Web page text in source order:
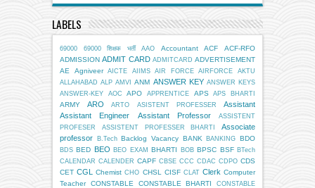
LABELS
69000 69000 शिक्षक भर्ती AAO Accountant ACF
ACF-RFO
ADMISSION ADMIT CARD ADMITCARD ADVERTISEMENT
AE
Agniveer AICTE AIIMS AIR FORCE AIRFORCE
AKTU
ALLAHABAD ALP AMVI ANM ANSWER KEY ANSWER KEYS
ANSWER-KEY
AOC APO APPRENTICE APS APS BHARTI
ARMY ARO ARTO ASISTENT PROFESSER
Assistant
Assistant Engineer
Assistant Professor
ASSISTENT
PROFESER
ASSISTENT PROFESSER BHARTI
Associate
professor
B.Tech Backlog Vacancy BANK BANKING BDO
BDS BED BEO BEO EXAM BHARTI BOB BPSC BSF BTech
CALENDAR CALENDER CAPF CBSE CCC CDAC CDPO CDS
CET CGL Chemist CHO CHSL CISF CLAT Clerk Computer
Teacher
CONSTABLE CONSTABLE BHARTI
CONSTABLE